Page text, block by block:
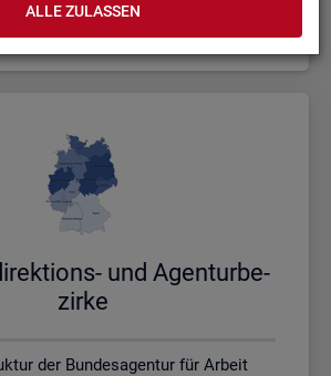
ALLE ZULASSEN
Gebietsstruktur
und Agen­tur­be­
zir­ke
der Bundesagentur für Arbeit